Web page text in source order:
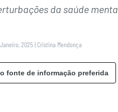
da saúde
2025 | Cristina Mendonça
fonte de informação preferida